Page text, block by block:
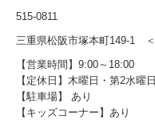
515-0811
三重県松阪市塚本町149-1
＜
【営業時間】9:00～18:00
【定休日】木曜日・第2水曜日
【駐車場】 あり
【キッズコーナー】あり